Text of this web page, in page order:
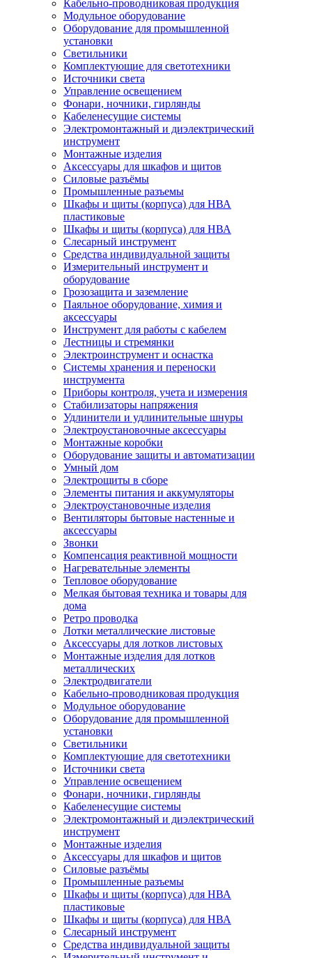
Кабельно-проводниковая продукция
Модульное оборудование
Оборудование для промышленной
установки
Светильники
Комплектующие для светотехники
Источники света
Управление освещением
Фонари, ночники, гирлянды
Кабеленесущие системы
Электромонтажный и диэлектрический
инструмент
Монтажные изделия
Аксессуары для шкафов и щитов
Силовые разъёмы
Промышленные разъемы
Шкафы и щиты (корпуса) для НВА
пластиковые
Шкафы и щиты (корпуса) для НВА
Слесарный инструмент
Средства индивидуальной защиты
Измерительный инструмент и
оборудование
Грозозащита и заземление
Паяльное оборудование, химия и
аксессуары
Инструмент для работы с кабелем
Лестницы и стремянки
Электроинструмент и оснастка
Системы хранения и переноски
инструмента
Приборы контроля, учета и измерения
Стабилизаторы напряжения
Удлинители и удлинительные шнуры
Электроустановочные аксессуары
Монтажные коробки
Оборудование защиты и автоматизации
Умный дом
Электрощиты в сборе
Элементы питания и аккумуляторы
Электроустановочные изделия
Вентиляторы бытовые настенные и
аксессуары
Звонки
Компенсация реактивной мощности
Нагревательные элементы
Тепловое оборудование
Мелкая бытовая техника и товары для
дома
Ретро проводка
Лотки металлические листовые
Аксессуары для лотков листовых
Монтажные изделия для лотков
металлических
Электродвигатели
Кабельно-проводниковая продукция
Модульное оборудование
Оборудование для промышленной
установки
Светильники
Комплектующие для светотехники
Источники света
Управление освещением
Фонари, ночники, гирлянды
Кабеленесущие системы
Электромонтажный и диэлектрический
инструмент
Монтажные изделия
Аксессуары для шкафов и щитов
Силовые разъёмы
Промышленные разъемы
Шкафы и щиты (корпуса) для НВА
пластиковые
Шкафы и щиты (корпуса) для НВА
Слесарный инструмент
Средства индивидуальной защиты